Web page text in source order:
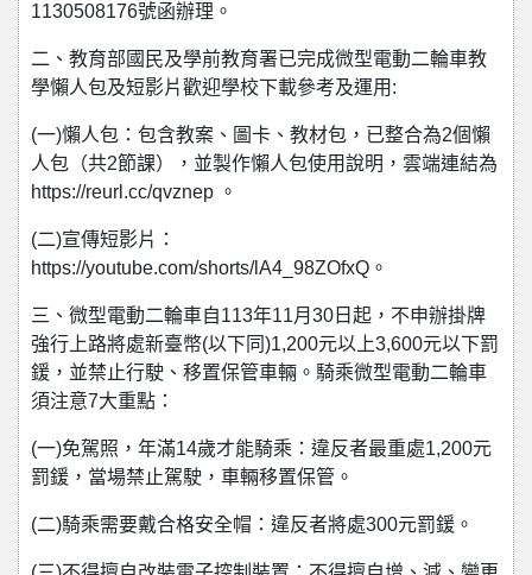
1130508176號函辦理。
二、教育部國民及學前教育署已完成微型電動二輪車教
學懶人包及短影片歡迎學校下載參考及運用:
(一)懶人包：包含教案、圖卡、教材包，已整合為2個懶
人包（共2節課），並製作懶人包使用說明，雲端連結為
https://reurl.cc/qvznep 。
(二)宣傳短影片：
https://youtube.com/shorts/lA4_98ZOfxQ。
三、微型電動二輪車自113年11月30日起，不申辦掛牌
強行上路將處新臺幣(以下同)1,200元以上3,600元以下罰
鍰，並禁止行駛、移置保管車輛。騎乘微型電動二輪車
須注意7大重點：
(一)免駕照，年滿14歲才能騎乘：違反者最重處1,200元
罰鍰，當場禁止駕駛，車輛移置保管。
(二)騎乘需要戴合格安全帽：違反者將處300元罰鍰。